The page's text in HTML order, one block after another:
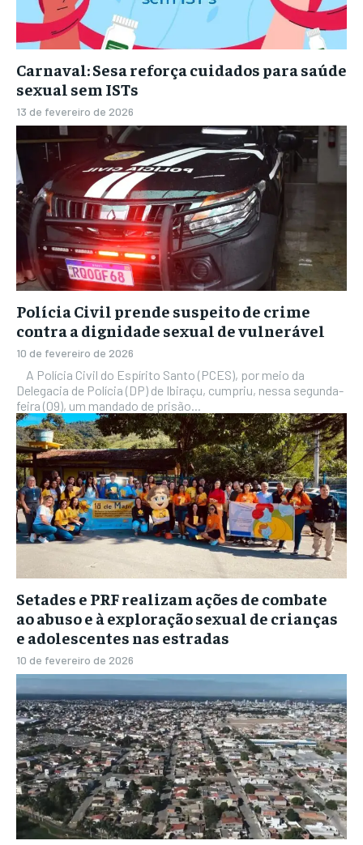
Carnaval: Sesa reforça cuidados para saúde
sexual sem ISTs
13 de fevereiro de 2026
Polícia Civil prende suspeito de crime
contra a dignidade sexual de vulnerável
10 de fevereiro de 2026
Delegacia de Polícia (DP) de Ibiraçu, cumpriu, nessa segunda-
feira (09), um mandado de prisão...
Setades e PRF realizam ações de combate
ao abuso e à exploração sexual de crianças
e adolescentes nas estradas
10 de fevereiro de 2026